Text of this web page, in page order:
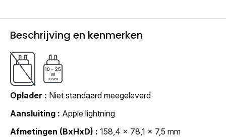
Beschrijving en kenmerken
Oplader
Niet standaard meegeleverd
Aansluiting
Apple lightning
Afmetingen (BxHxD)
158,4 x 78,1 x 7,5 mm